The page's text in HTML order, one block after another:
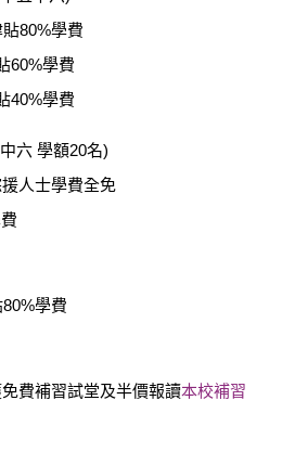
80%學費
60%學費
40%學費
六 學額20名)
人士學費全免
學費
費補習試堂及半價報讀本校補習